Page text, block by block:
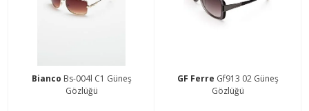
Bianco Bs-004l C1 Güneş
Gözlüğü
GF Ferre Gf913 02 Güneş
Gözlüğü